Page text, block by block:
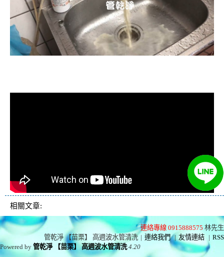
相關文章:
連絡專線 0915888575 林先生
管乾淨 【苗栗】 高週波水管清洗 | 連絡我們 | 友情連結 | RSS
Powered by管乾淨 【苗栗】 高週波水管清洗 4.20